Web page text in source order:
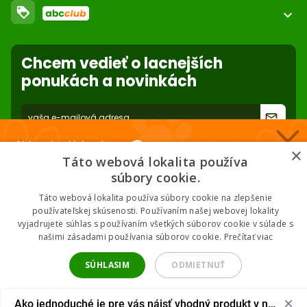
O nás
Nastavenia súborov cookie
Dodacie podmienky
Reklamácie
Ochrana osobných údajov
loyalty expand_more
Použite body a nakupujte lacnejšie!
Viac info
Chcem vedieť o lacnejších
ponukách a novinkách
forward_to_inbox
* Zadaním e-mailu súhlasíte so spracovaním osobných údajov na účely
2026 © ABC-ZOO • Všetky práva vyhradené
Nakupuj za klubové ceny 🏆
Nižšie ceny na vybrané produkty. 2 % cashback. Členstvo zadarmo.
Chcem klubové ceny
* Odoslaním súhlasíš so zásadami spracovania údajov.
Ako jednoduché je pre vás nájsť vhodný produkt v našom
×
Táto webová lokalita používa
súbory cookie.
Táto webová lokalita používa súbory cookie na zlepšenie
používateľskej skúsenosti. Používaním našej webovej lokality
vyjadrujete súhlas s používaním všetkých súborov cookie v súlade s
našimi zásadami používania súborov cookie. Prečítať viac
SÚHLASIM ODMIETNUŤ